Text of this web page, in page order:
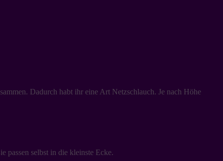
Dadurch habt ihr eine Art Netzschlauch. Je nach Höhe
passen selbst in die kleinste Ecke.